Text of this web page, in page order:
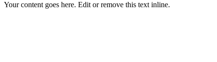
Your content goes here. Edit or remove this text inline.